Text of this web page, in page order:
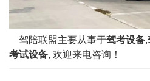
驾陪联盟主要从事于驾考设备,
考试设备, 欢迎来电咨询！